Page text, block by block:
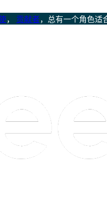
， 贡献者，总有一个角色适